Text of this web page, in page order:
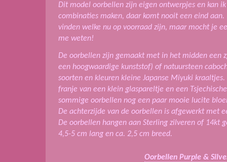
Dit model oorbellen zijn eigen ontwerpjes en kan
combinaties maken, daar komt nooit een eind
vinden welke nu op voorraad zijn, maar mocht je
me weten!
De oorbellen zijn gemaakt met in het midden een
een hoogwaardige kunststof) of natuursteen
soorten en kleuren kleine Japanse Miyuki
franje van een klein glaspareltje en een
sommige oorbellen nog een paar mooie lucite
De achterzijde van de oorbellen is afgewerkt met
De oorbellen hangen aan Sterling zilveren of 14kt
4,5-5 cm lang en ca. 2,5 cm breed.
Oorbellen Purple &